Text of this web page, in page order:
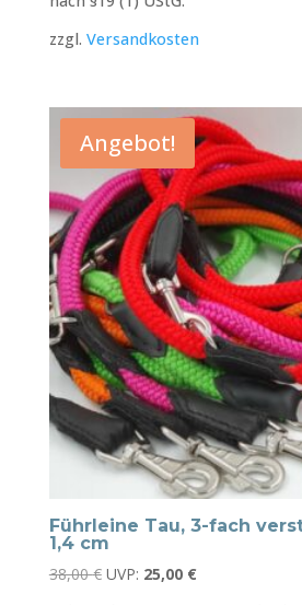
30,00 €
zzgl. Versandkosten
Angebot!
Führleine Tau, 3-fach
1,4 cm
38,00€ Ursprünglicher
UVP: 25,00 €Aktueller